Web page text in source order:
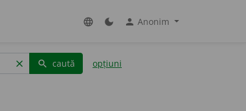
language dark_mode person Anonim
clear search caută opțiuni